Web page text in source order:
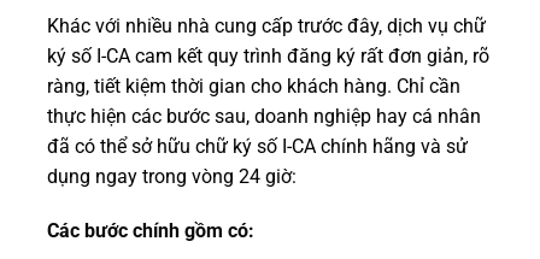
Khác với nhiều nhà cung cấp trước đây, dịch vụ chữ
ký số I-CA cam kết quy trình đăng ký rất đơn giản, rõ
ràng, tiết kiệm thời gian cho khách hàng. Chỉ cần
thực hiện các bước sau, doanh nghiệp hay cá nhân
đã có thể sở hữu chữ ký số I-CA chính hãng và sử
dụng ngay trong vòng 24 giờ:
Các bước chính gồm có: